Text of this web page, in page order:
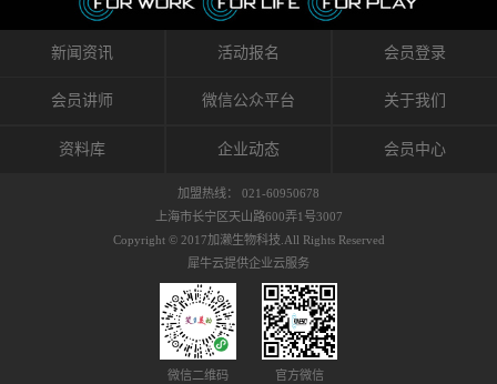
KINESIO贴布贴扎后预防应对。我把导致过敏的
原因，简单分为外因和内因。外因1，贴布贴布
括：1）面料的伸展率、回缩率、纤维的刺激
能会给皮肤带来过度的刺激，从而引起过敏瘙
态下，细胞因子会自动捕捉异常，并在细胞之
间传递适当的修复信息。可以收集各自所需的
因子级联；细胞因子的连锁反应）。 如果这种
者甚至提供不需要的物质。 因此，身体所需的
自然愈合能力不仅不能发挥作用，反而会造成
恶化的环境。Kinesio肌内效贴的作用，就是解
决这些问题。 KinesioTaping ® （Kinesio贴扎
疗法）的概念是空（空间），动（流动），冷
（抑制热的上升），为了实现这些，贴布的质
作出来。 特别地，Kinesio Medical
Tappling®（Kinesio医疗贴扎）通过从皮肤表面
长时间给予适...
且柔软的蛋白质结构所支撑的相互连接的充满
流体的空间构成的。如果作为脏器，这是人体
最大的脏器，约占体重的20%（相比之下，皮
内流通，有助于细胞的再生和恢复。“1”“雪花”
周围进行轻柔的刺激，改善受影响的关节和肌
到辅助修复损伤组织的作用。对组织的营养供
膜，韧带和关节周围皮下组织的关节囊。 流
体力学理论加濑博士-Kinesio肌内效贴布的发明
人流体力学理论是以对日常生活产生反复影响
的纤细筋膜的性质为焦点。 筋膜容易受到外部
新闻资讯 活动报名 会员登录
会员讲师 微信公众平台 关于我们
资料库 企业动态 会员中心
加盟热线： 021-60950678
上海市长宁区天山路600弄1号3007
Copyright © 2017加濑生物科技.All Rights Reserved
犀牛云提供企业云服务
微信二维码 官方微信